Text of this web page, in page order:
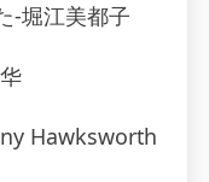
-堀江美都子
Hawksworth